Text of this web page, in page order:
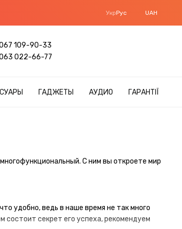
УкрРус UAH
109-90-33
022-66-77
ГАДЖЕТЫ АУДИО ГАРАНТІЇ
С ним вы откроете мир
удобно, ведь в наше время не так много
состоит секрет его успеха, рекомендуем